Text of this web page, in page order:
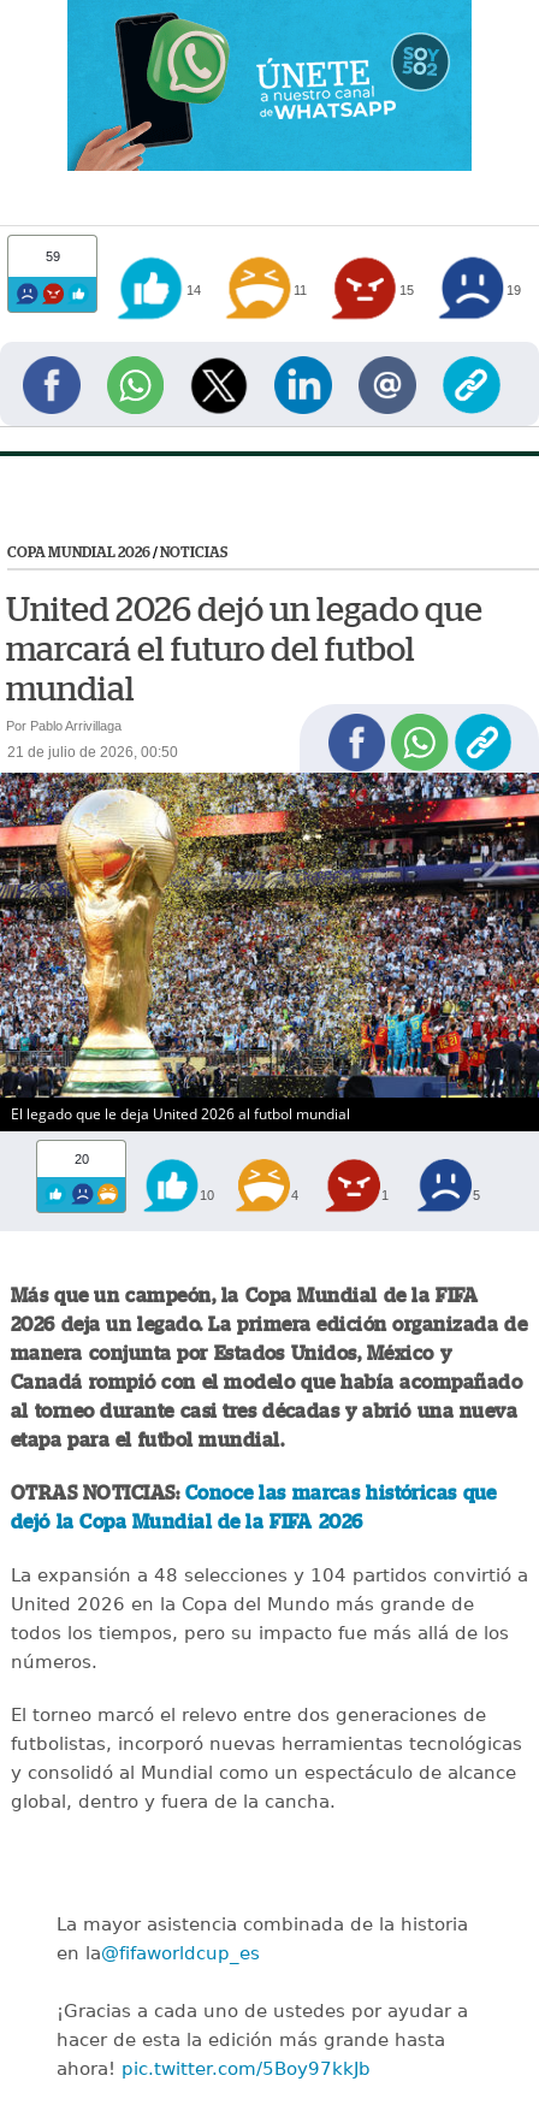
59
14 11 15 19
COPA MUNDIAL 2026/NOTICIAS
United 2026 dejó un legado que
marcará el futuro del futbol
mundial
Por Pablo Arrivillaga
21 de julio de 2026, 00:50
El legado que le deja United 2026 al futbol mundial
20
10 4 1 5
Más que un campeón, la Copa Mundial de la FIFA
2026 deja un legado. La primera edición organizada de
manera conjunta por Estados Unidos, México y
Canadá rompió con el modelo que había acompañado
al torneo durante casi tres décadas y abrió una nueva
etapa para el futbol mundial.
OTRAS NOTICIAS: Conoce las marcas históricas que
dejó la Copa Mundial de la FIFA 2026
La expansión a 48 selecciones y 104 partidos convirtió a
United 2026 en la Copa del Mundo más grande de
todos los tiempos, pero su impacto fue más allá de los
números.
El torneo marcó el relevo entre dos generaciones de
futbolistas, incorporó nuevas herramientas tecnológicas
y consolidó al Mundial como un espectáculo de alcance
global, dentro y fuera de la cancha.
La mayor asistencia combinada de la historia
en la@fifaworldcup_es
¡Gracias a cada uno de ustedes por ayudar a
hacer de esta la edición más grande hasta
ahora! pic.twitter.com/5Boy97kkJb